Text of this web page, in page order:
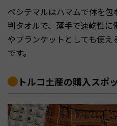
ペシテマルはハマムで体を
判タオルで、薄手で速乾性に
やブランケットとしても使
です。
トルコ土産の購入スポ